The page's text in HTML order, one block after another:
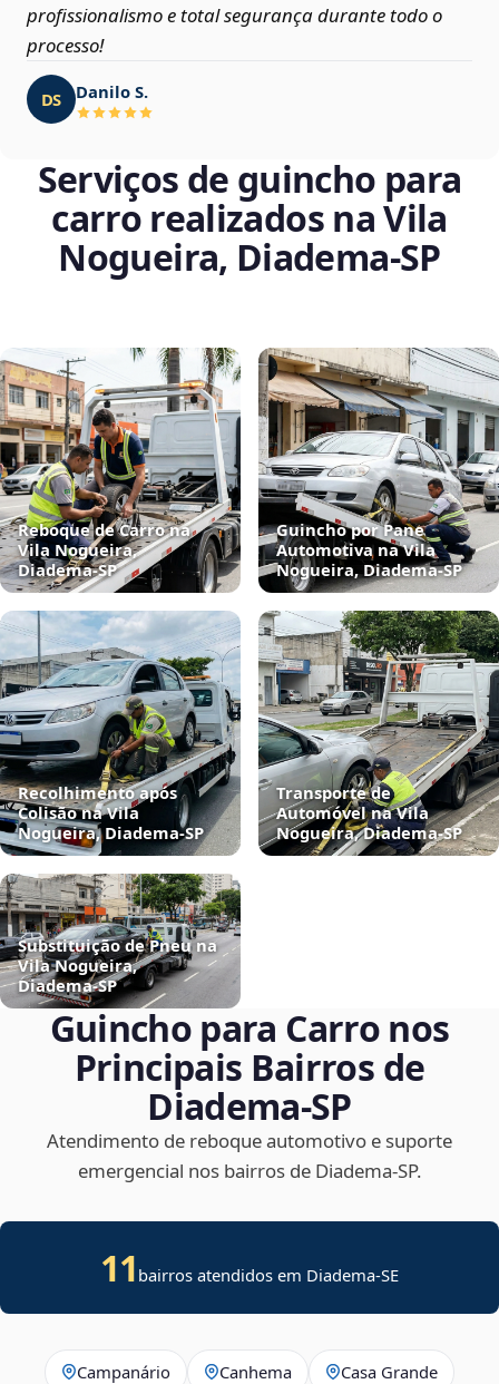
profissionalismo e total segurança durante todo o
processo!
DS Danilo S.
Serviços de guincho para
carro realizados na Vila
Nogueira, Diadema‑SP
Reboque de Carro na
Vila Nogueira,
Diadema‑SP
Guincho por Pane
Automotiva na Vila
Nogueira, Diadema‑SP
Recolhimento após
Colisão na Vila
Nogueira, Diadema‑SP
Transporte de
Automóvel na Vila
Nogueira, Diadema‑SP
Substituição de Pneu na
Vila Nogueira,
Diadema‑SP
Guincho para Carro nos
Principais Bairros de
Diadema‑SP
Atendimento de reboque automotivo e suporte
emergencial nos bairros de Diadema‑SP.
11 bairros atendidos em Diadema-SE
Campanário Canhema Casa Grande